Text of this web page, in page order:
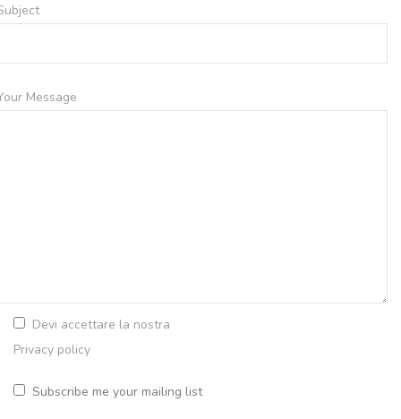
Message
Devi accettare la nostra
Privacy policy
Subscribe me your mailing list